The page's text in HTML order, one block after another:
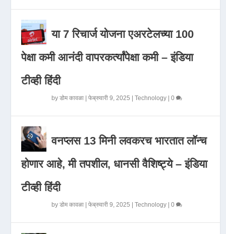
या 7 रिचार्ज योजना एअरटेलच्या 100
पेक्षा कमी आनंदी वापरकर्त्यांपेक्षा कमी – इंडिया
टीव्ही हिंदी
byडोम कावळा |फेब्रुवारी 9, 2025 |Technology |0
वनप्लस 13 मिनी लवकरच भारतात लॉन्च
होणार आहे, मी तपशील, धानसी वैशिष्ट्ये – इंडिया
टीव्ही हिंदी
byडोम कावळा |फेब्रुवारी 9, 2025 |Technology |0